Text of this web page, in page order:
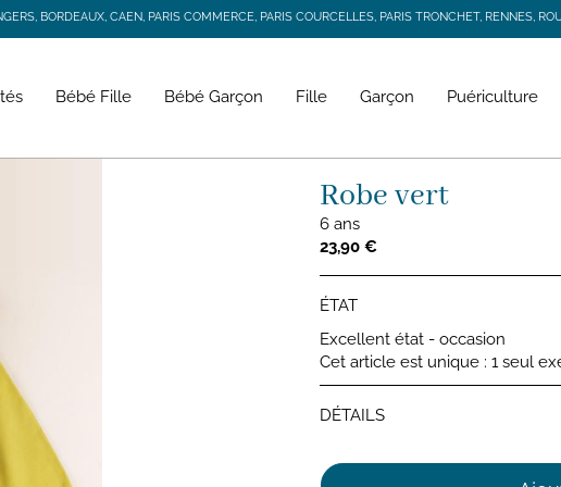
BORDEAUX, CAEN, PARIS COMMERCE, PARIS COURCELLES, PARIS TRONCHET, RENNES,
Bébé Fille Bébé Garçon Fille Garçon Puériculture
Robe vert
6 ans
23,90 €
ÉTAT
Excellent état - occasion
Cet article est unique : 1 seul
DÉTAILS